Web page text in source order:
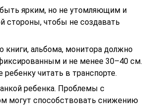
ярким, но не утомляющим и
стороны, чтобы не создавать
книги, альбома, монитора должно
и не менее 30–40 см.
ребенку читать в транспорте.
ребенка. Проблемы с
могут способствовать снижению